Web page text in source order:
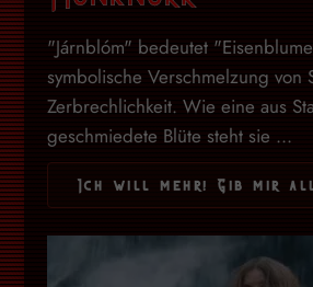
"Járnblóm" bedeutet
symbolische Verschmelzung von
Zerbrechlichkeit. Wie eine aus
geschmiedete Blüte steht sie ...
Ich will mehr! Gib mir